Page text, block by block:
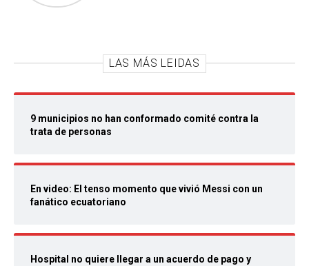
LAS MÁS LEIDAS
9 municipios no han conformado comité contra la
trata de personas
En video: El tenso momento que vivió Messi con un
fanático ecuatoriano
Hospital no quiere llegar a un acuerdo de pago y